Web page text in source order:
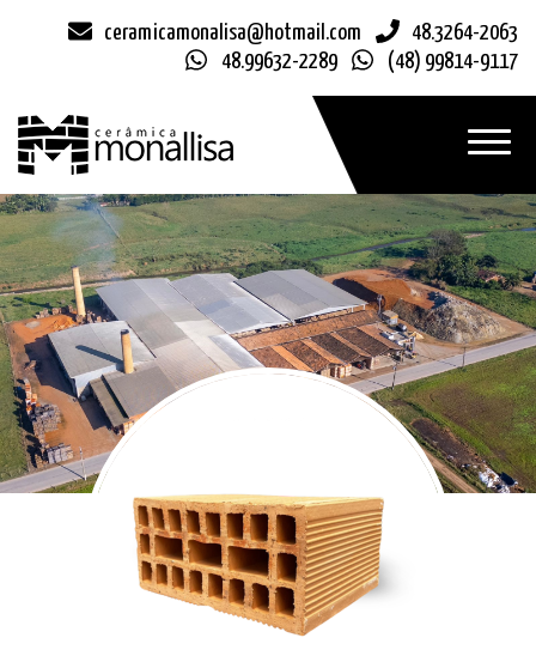
ceramicamonalisa@hotmail.com
48.3264-2063
48.99632-2289
(48) 99814-9117
Toggle